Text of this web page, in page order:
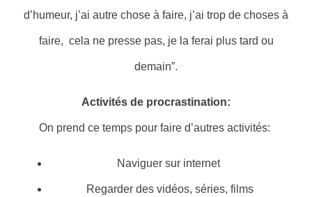
d’humeur, j’ai autre chose à faire, j’ai trop de choses à
faire, cela ne presse pas, je la ferai plus tard ou
demain”.
Activités de procrastination:
On prend ce temps pour faire d’autres activités:
Naviguer sur internet
Regarder des vidéos, séries, films